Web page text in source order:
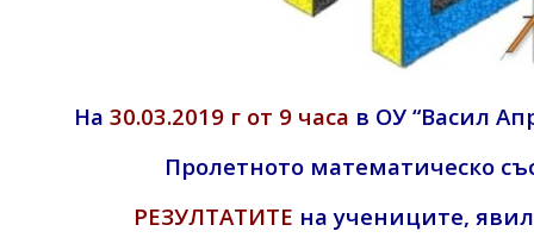
На 30.03.2019 г от 9 часа в ОУ “Васил
Пролетното математическо
РЕЗУЛТАТИТЕ на учениците,